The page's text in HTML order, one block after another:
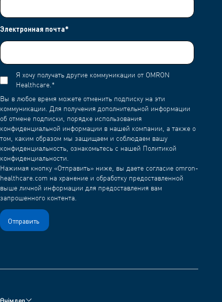
Электронная почта*
Я хочу получать другие коммуникации от OMRON
Healthcare.*
Вы в любое время можете отменить подписку на эти
коммуникации. Для получения дополнительной информации
об отмене подписки, порядке использования
конфиденциальной информации в нашей компании, а также о
том, каким образом мы защищаем и соблюдаем вашу
конфиденциальность, ознакомьтесь с нашей Политикой
конфиденциальности.
Нажимая кнопку «Отправить» ниже, вы даете согласие omron-
healthcare.com на хранение и обработку предоставленной
выше личной информации для предоставления вам
запрошенного контента.
Өнімдер